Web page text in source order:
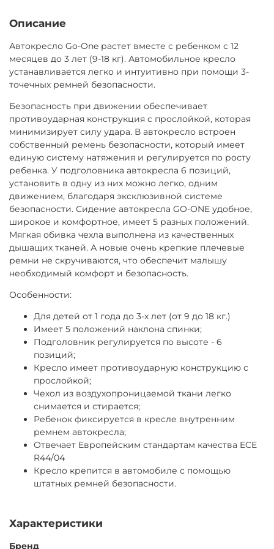
Доставка за МКАД — от 600 ₽
Экспресс-доставка — от 800 ₽
Сегодня
Никулинская 23к1) ежедневно 9:00–21:00
паспорт РФ для подтверждения личности. Если
паспорта РФ нет, потребуется залог (от 1000 ₽)
Товар можно вернуть в любой момент самостоятельно
оплата не пересчитывается.
Продлить аренду можно онлайн, сообщив нам
минимум за сутки до окончания срока и оплатив
продление.
Описание
Автокресло Go-One растет вместе с ребенком с 12
месяцев до 3 лет (9-18 кг). Автомобильное кресло
устанавливается легко и интуитивно при помощи 3-
точечных ремней безопасности.
Безопасность при движении обеспечивает
противоударная конструкция с прослойкой, которая
минимизирует силу удара. В автокресло встроен
собственный ремень безопасности, который имеет
единую систему натяжения и регулируется по росту
ребенка. У подголовника автокресла 6 позиций,
установить в одну из них можно легко, одним
движением, благодаря эксклюзивной системе
безопасности. Сидение автокресла GO-ONE удобное,
широкое и комфортное, имеет 5 разных положений.
Мягкая обивка чехла выполнена из качественных
дышащих тканей. А новые очень крепкие плечевые
ремни не скручиваются, что обеспечит малышу
необходимый комфорт и безопасность.
Особенности:
Для детей от 1 года до 3-х лет (от 9 до 18 кг.)
Имеет 5 положений наклона спинки;
Подголовник регулируется по высоте - 6
позиций;
Кресло имеет противоударную конструкцию с
прослойкой;
Чехол из воздухопроницаемой ткани легко
снимается и стирается;
Ребенок фиксируется в кресле внутренним
ремнем автокресла;
Отвечает Европейским стандартам качества ECE
R44/04
Кресло крепится в автомобиле с помощью
штатных ремней безопасности.
Характеристики
Бренд